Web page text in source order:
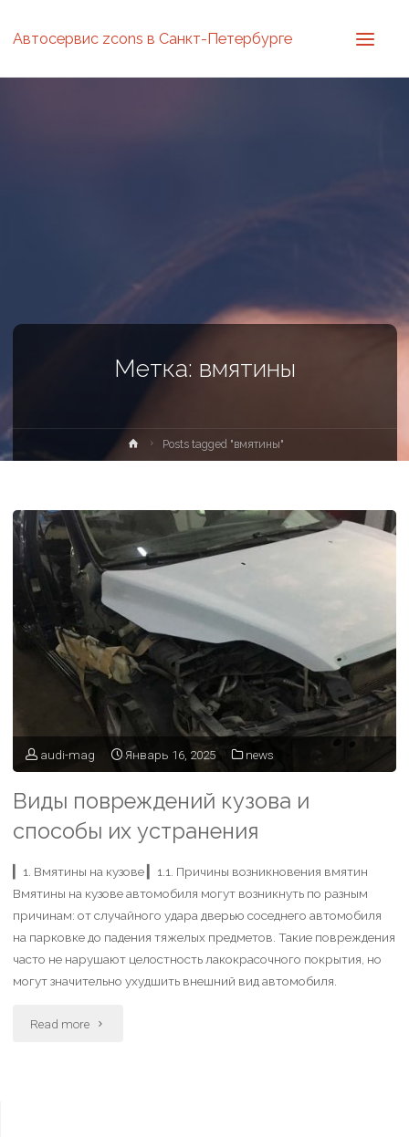
Автосервис zcons в Санкт-Петербурге
Метка: вмятины
Posts tagged "вмятины"
audi-mag Январь 16, 2025 news
Виды повреждений кузова и
способы их устранения
▎1. Вмятины на кузове ▎1.1. Причины возникновения вмятин
Вмятины на кузове автомобиля могут возникнуть по разным
причинам: от случайного удара дверью соседнего автомобиля
на парковке до падения тяжелых предметов. Такие повреждения
часто не нарушают целостность лакокрасочного покрытия, но
могут значительно ухудшить внешний вид автомобиля.
Read more